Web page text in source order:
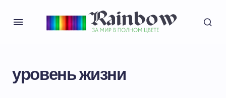
уровень жизни